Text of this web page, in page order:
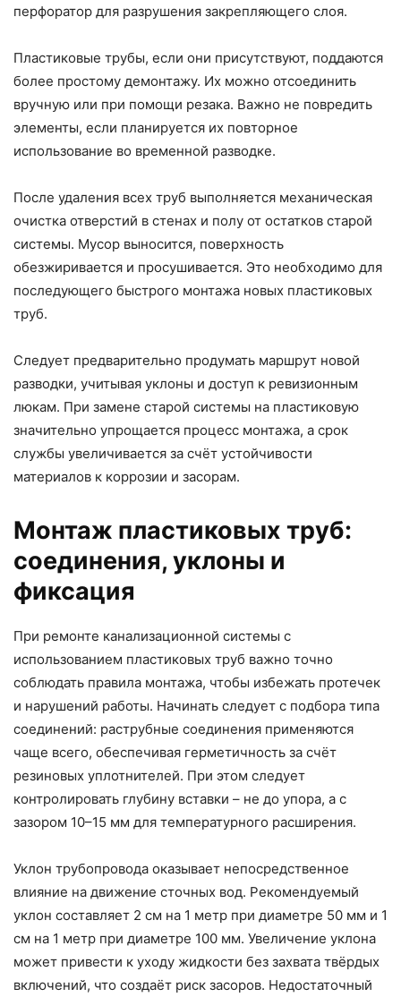
перфоратор для разрушения закрепляющего слоя.
Пластиковые трубы, если они присутствуют, поддаются
более простому демонтажу. Их можно отсоединить
вручную или при помощи резака. Важно не повредить
элементы, если планируется их повторное
использование во временной разводке.
После удаления всех труб выполняется механическая
очистка отверстий в стенах и полу от остатков старой
системы. Мусор выносится, поверхность
обезжиривается и просушивается. Это необходимо для
последующего быстрого монтажа новых пластиковых
труб.
Следует предварительно продумать маршрут новой
разводки, учитывая уклоны и доступ к ревизионным
люкам. При замене старой системы на пластиковую
значительно упрощается процесс монтажа, а срок
службы увеличивается за счёт устойчивости
материалов к коррозии и засорам.
Монтаж пластиковых труб:
соединения, уклоны и
фиксация
При ремонте канализационной системы с
использованием пластиковых труб важно точно
соблюдать правила монтажа, чтобы избежать протечек
и нарушений работы. Начинать следует с подбора типа
соединений: раструбные соединения применяются
чаще всего, обеспечивая герметичность за счёт
резиновых уплотнителей. При этом следует
контролировать глубину вставки – не до упора, а с
зазором 10–15 мм для температурного расширения.
Уклон трубопровода оказывает непосредственное
влияние на движение сточных вод. Рекомендуемый
уклон составляет 2 см на 1 метр при диаметре 50 мм и 1
см на 1 метр при диаметре 100 мм. Увеличение уклона
может привести к уходу жидкости без захвата твёрдых
включений, что создаёт риск засоров. Недостаточный